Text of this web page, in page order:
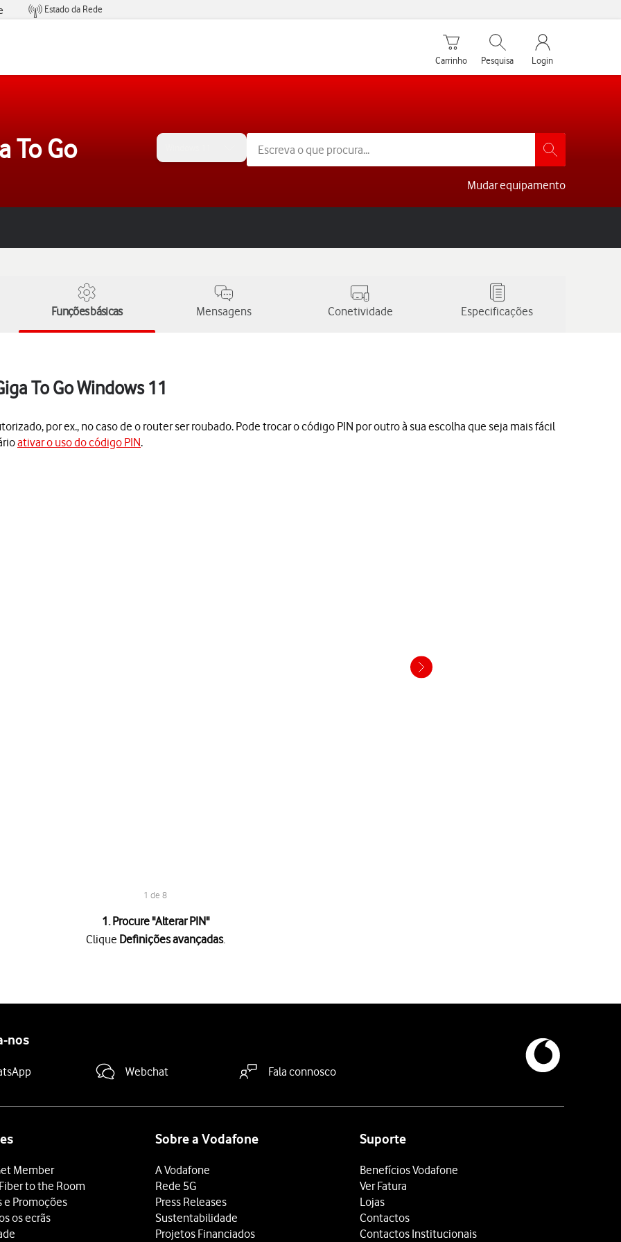
Estado da Rede
Carrinho de compras
Carrinho
Pesquisar
Pesquisa
My Vodafone
Login
To Go
Mudar equipamento
Funções básicas Mensagens Conetividade Especificações
To Go Windows 11
por ex., no caso de o router ser roubado. Pode trocar o código PIN por outro à sua escolha que seja mais fácil
ativar o uso do código PIN.
1 de 8
1. Procure "Alterar PIN"
Clique Definições avançadas.
errado três vezes, o cartão SIM é bloqueado. Para retirar o bloqueio do cartão SIM, deverá introduzir o código PUK (o código
PIN"
e introduza a seu novo código PIN.
novo PIN"
e introduza novamente a seu novo código PIN.
nos
Webchat Fala connosco
Member
to the Room
e Promoções
os ecrãs
Sobre a Vodafone
A Vodafone
Rede 5G
Press Releases
Sustentabilidade
Projetos Financiados
Suporte
Benefícios Vodafone
Ver Fatura
Lojas
Contactos
Contactos Institucionais